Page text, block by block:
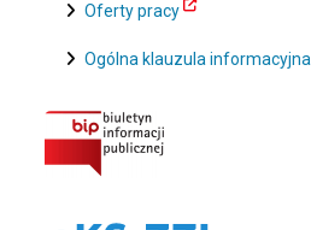
Oferty pracy
Ogólna klauzula informacyjna